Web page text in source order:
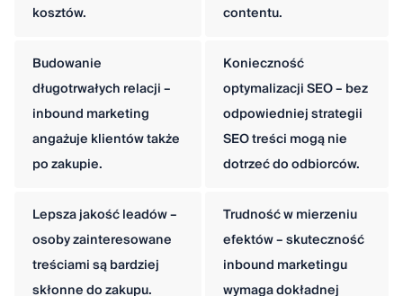
kosztów.
contentu.
Budowanie
długotrwałych relacji –
inbound marketing
angażuje klientów także
po zakupie.
Konieczność
optymalizacji SEO – bez
odpowiedniej strategii
SEO treści mogą nie
dotrzeć do odbiorców.
Lepsza jakość leadów –
osoby zainteresowane
treściami są bardziej
skłonne do zakupu.
Trudność w mierzeniu
efektów – skuteczność
inbound marketingu
wymaga dokładnej